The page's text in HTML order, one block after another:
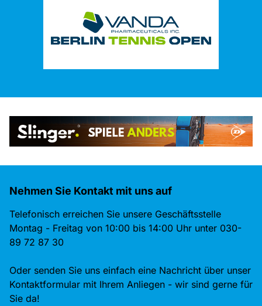
Nehmen Sie Kontakt mit uns auf
Telefonisch erreichen Sie unsere Geschäftsstelle
Montag - Freitag von 10:00 bis 14:00 Uhr unter 030-
89 72 87 30
Oder senden Sie uns einfach eine Nachricht über unser
Kontaktformular mit Ihrem Anliegen - wir sind gerne für
Sie da!